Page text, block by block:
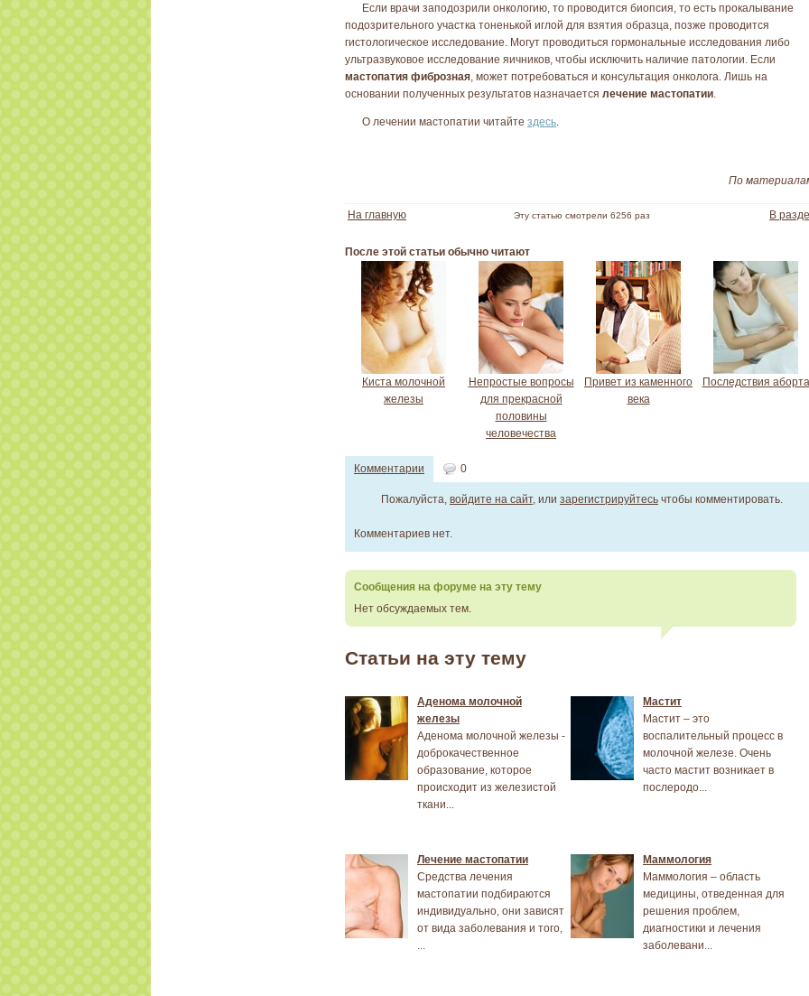
Если врачи заподозрили онкологию, то проводится биопсия, то есть прокалывание
подозрительного участка тоненькой иглой для взятия образца, позже проводится
гистологическое исследование. Могут проводиться гормональные исследования либо
ультразвуковое исследование яичников, чтобы исключить наличие патологии. Если
мастопатия фиброзная , может потребоваться и консультация онколога. Лишь на
основании полученных результатов назначается лечение мастопатии
О лечении мастопатии читайтездесь
По
На главную Эту статью смотрели 6256 раз В
После этой статьи обычно читают
Киста молочной
железы
Непростые вопросы
для прекрасной
половины
человечества
Привет из каменного
века
Последствия аборта
Комментарии 0
Пожалуйста, войдите на сайт, или зарегистрируйтесь чтобы комментировать.
Комментариев нет.
Сообщения на форуме на эту тему
Нет обсуждаемых тем.
Статьи на эту тему
Аденома молочной
железы
Аденома молочной железы -
доброкачественное
образование, которое
происходит из железистой
ткани...
Мастит
Мастит – это
воспалительный процесс в
молочной железе. Очень
часто мастит возникает в
послеродо...
Лечение мастопатии
Средства лечения
мастопатии подбираются
индивидуально, они зависят
от вида заболевания и того,
Маммология
Маммология – область
медицины, отведенная для
решения проблем,
диагностики и лечения
заболевани...